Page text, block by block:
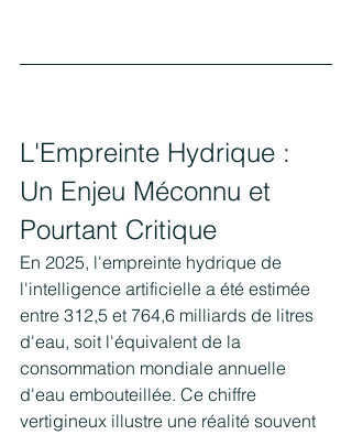
L'Empreinte Hydrique :
Un Enjeu Méconnu et
Pourtant Critique
En 2025, l'empreinte hydrique de
l'intelligence artificielle a été estimée
entre 312,5 et 764,6 milliards de litres
d'eau, soit l'équivalent de la
consommation mondiale annuelle
d'eau embouteillée. Ce chiffre
vertigineux illustre une réalité souvent